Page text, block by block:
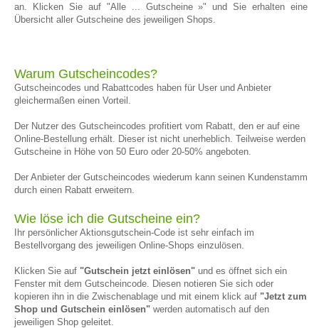
an. Klicken Sie auf "Alle ... Gutscheine »" und Sie erhalten eine
Übersicht aller Gutscheine des jeweiligen Shops.
Warum Gutscheincodes?
Gutscheincodes und Rabattcodes haben für User und Anbieter
gleichermaßen einen Vorteil.
Der Nutzer des Gutscheincodes profitiert vom Rabatt, den er auf eine
Online-Bestellung erhält. Dieser ist nicht unerheblich. Teilweise werden
Gutscheine in Höhe von 50 Euro oder 20-50% angeboten.
Der Anbieter der Gutscheincodes wiederum kann seinen Kundenstamm
durch einen Rabatt erweitern.
Wie löse ich die Gutscheine ein?
Ihr persönlicher Aktionsgutschein-Code ist sehr einfach im
Bestellvorgang des jeweiligen Online-Shops einzulösen.
Klicken Sie auf "Gutschein jetzt einlösen" und es öffnet sich ein
Fenster mit dem Gutscheincode. Diesen notieren Sie sich oder
kopieren ihn in die Zwischenablage und mit einem klick auf "Jetzt zum
Shop und Gutschein einlösen" werden automatisch auf den
jeweiligen Shop geleitet.